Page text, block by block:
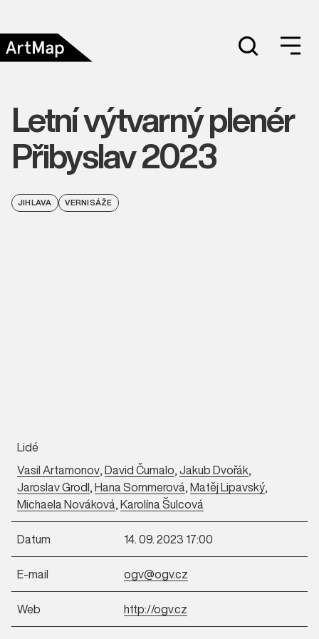
Letní výtvarný plenér
Přibyslav 2023
JIHLAVA VERNISÁŽE
Lidé
Vasil Artamonov,David Čumalo,Jakub Dvořák,
Jaroslav Grodl,Hana Sommerová,Matěj Lipavský,
Michaela Nováková,Karolína Šulcová
Datum 14. 09. 2023 17:00
E-mail ogv@ogv.cz
Web http://ogv.cz